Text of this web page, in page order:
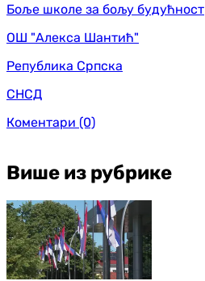
Боље школе за бољу будућност
ОШ "Алекса Шантић"
Република Српска
СНСД
Коментари (0)
Више из рубрике